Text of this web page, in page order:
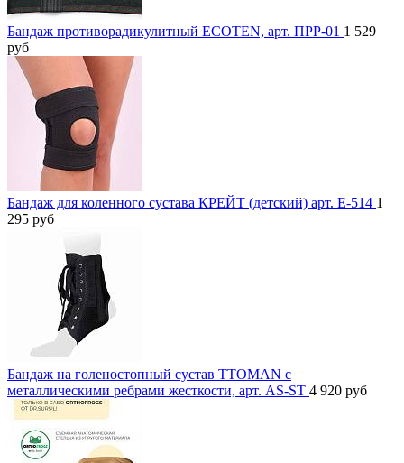
Бандаж противорадикулитный ECOTEN, арт. ПРР-01 1 529
руб
Бандаж для коленного сустава КРЕЙТ (детский) арт. Е-514 1
295 руб
Бандаж на голеностопный сустав TTOMAN с
металлическими ребрами жесткости, арт. AS-ST 4 920 руб